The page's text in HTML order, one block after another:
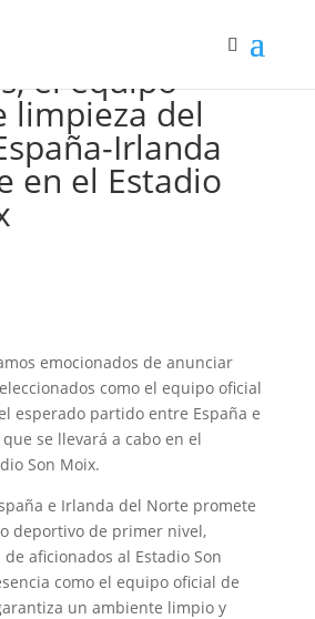
el equipo
limpieza del
Irlanda
en el Estadio
emocionados de anunciar
como el equipo oficial
esperado partido entre España e
se llevará a cabo en el
Son Moix.
e Irlanda del Norte promete
deportivo de primer nivel,
aficionados al Estadio Son
como el equipo oficial de
un ambiente limpio y